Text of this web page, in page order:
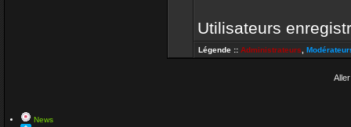
Utilisateurs
Légende :: Administrateurs
News